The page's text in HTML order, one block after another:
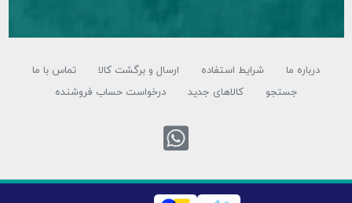
شرایط استفاده ارسال و برگشت کالا
تماس با ما
کالاهای جدید درخواست حساب فروشنده
تماس با واتس اپ